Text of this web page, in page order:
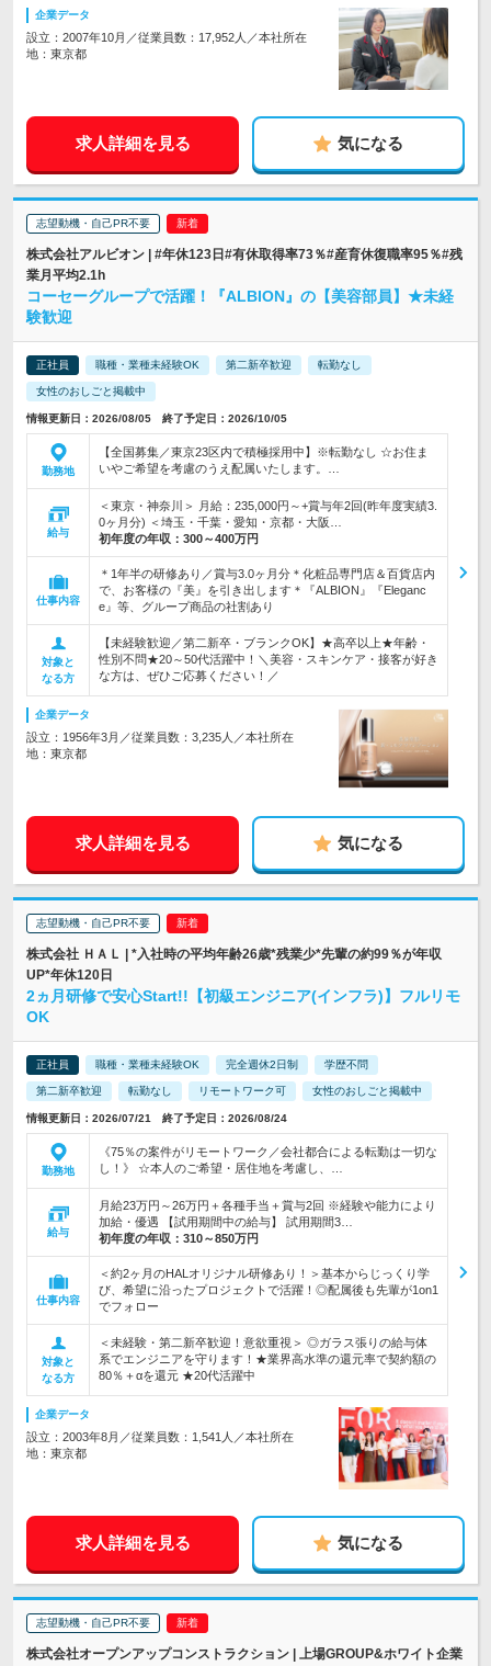
企業データ
設立：2007年10月／従業員数：17,952人／本社所在
地：東京都
求人詳細を見る 気になる
志望動機・自己PR不要
株式会社アルビオン | #年休123日#有休取得率73％#産育休復職率95％#残
業月平均2.1h
コーセーグループで活躍！『ALBION』の【美容部員】★未経
験歓迎
正社員 職種・業種未経験OK 第二新卒歓迎 転勤なし
女性のおしごと掲載中
情報更新日：2026/08/05 終了予定日：2026/10/05
勤務地
【全国募集／東京23区内で積極採用中】※転勤なし ☆お住ま
いやご希望を考慮のうえ配属いたします。…
給与
＜東京・神奈川＞ 月給：235,000円～+賞与年2回(昨年度実績3.
0ヶ月分) ＜埼玉・千葉・愛知・京都・大阪…
初年度の年収： 300～400万円
仕事内容
＊1年半の研修あり／賞与3.0ヶ月分＊化粧品専門店＆百貨店内
で、お客様の『美』を引き出します＊『ALBION』『Eleganc
e』等、グループ商品の社割あり
対象と
なる方
【未経験歓迎／第二新卒・ブランクOK】★高卒以上★年齢・
性別不問★20～50代活躍中！＼美容・スキンケア・接客が好き
な方は、ぜひご応募ください！／
企業データ
設立：1956年3月／従業員数：3,235人／本社所在
地：東京都
求人詳細を見る 気になる
志望動機・自己PR不要
株式会社 ＨＡＬ | *入社時の平均年齢26歳*残業少*先輩の約99％が年収
UP*年休120日
2ヵ月研修で安心Start!!【初級エンジニア(インフラ)】フルリモ
OK
正社員 職種・業種未経験OK 完全週休2日制 学歴不問
第二新卒歓迎 転勤なし リモートワーク可 女性のおしごと掲載中
情報更新日：2026/07/21 終了予定日：2026/08/24
勤務地
《75％の案件がリモートワーク／会社都合による転勤は一切な
し！》 ☆本人のご希望・居住地を考慮し、…
給与
月給23万円～26万円＋各種手当＋賞与2回 ※経験や能力により
加給・優遇 【試用期間中の給与】 試用期間3…
初年度の年収： 310～850万円
仕事内容
＜約2ヶ月のHALオリジナル研修あり！＞基本からじっくり学
び、希望に沿ったプロジェクトで活躍！◎配属後も先輩が1on1
でフォロー
対象と
なる方
＜未経験・第二新卒歓迎！意欲重視＞ ◎ガラス張りの給与体
系でエンジニアを守ります！★業界高水準の還元率で契約額の
80％＋αを還元 ★20代活躍中
企業データ
設立：2003年8月／従業員数：1,541人／本社所在
地：東京都
求人詳細を見る 気になる
志望動機・自己PR不要
株式会社オープンアップコンストラクション | 上場GROUP&ホワイト企業